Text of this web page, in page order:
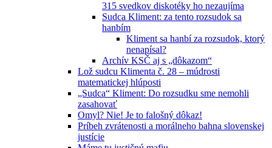
315 svedkov diskotéky ho nezaujíma
Sudca Kliment: za tento rozsudok sa
hanbím
Kliment sa hanbí za rozsudok, ktorý
nenapísal?
Archív KSČ aj s „dôkazom“
Lož sudcu Klimenta č. 28 – múdrosti
matematickej hlúposti
„Sudca“ Kliment: Do rozsudku sme nemohli
zasahovať
Omyl? Nie! Je to falošný dôkaz!
Príbeh zvrátenosti a morálneho bahna slovenskej
justície